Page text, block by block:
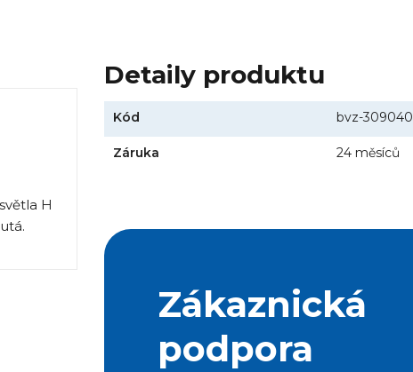
H
Detaily produktu
Kód bvz-309040
Záruka 24 měsíců
Zákaznická
podpora